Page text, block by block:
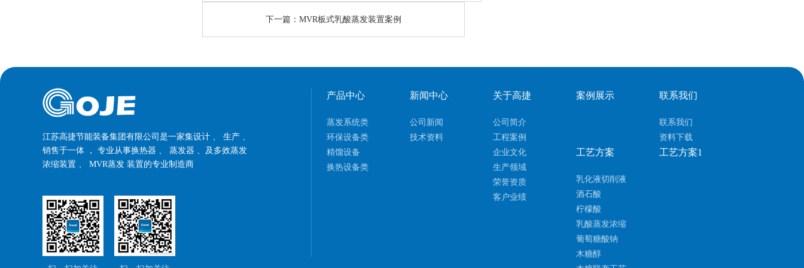
下一篇： MVR板式乳酸蒸发装置案例
江苏高捷节能装备集团有限公司是一家集设计 、 生产 、
销售于一体 ， 专业从事换热器 、 蒸发器 、及多效蒸发
浓缩装置 、 MVR蒸发 装置的专业制造商
产品中心
蒸发系统类
环保设备类
精馏设备
换热设备类
新闻中心
公司新闻
技术资料
关于高捷
公司简介
工程案例
企业文化
生产领域
荣誉资质
客户业绩
案例展示 联系我们
联系我们
资料下载
工艺方案
乳化液切削液
酒石酸
柠檬酸
乳酸蒸发浓缩
葡萄糖酸钠
木糖醇
工艺方案1